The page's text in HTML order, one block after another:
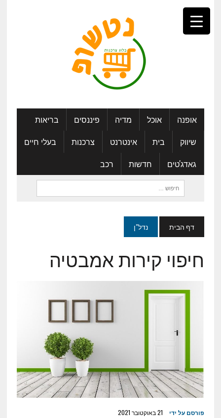
אופנה אוכל מדיה פיננסים
בריאות
שיווק
בית אינטרנט צרכנות
בעלי חיים
גאדג'טים
חדשות
רכב
חיפוש:
דף הבית נדל"ן
חיפוי קירות אמבטיה
פורסם על ידי 21 באוקטובר 2021